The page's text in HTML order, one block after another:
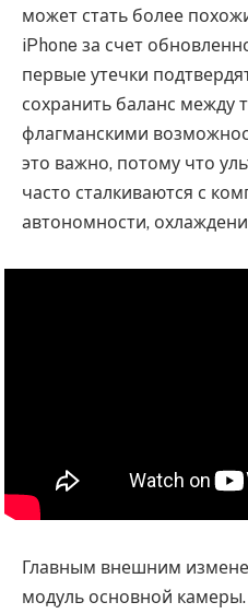
может стать более
iPhone за счет
первые утечки
сохранить баланс между
флагманскими
это важно, потому что
часто сталкиваются с
автономности,
Главным внешним
модуль основной